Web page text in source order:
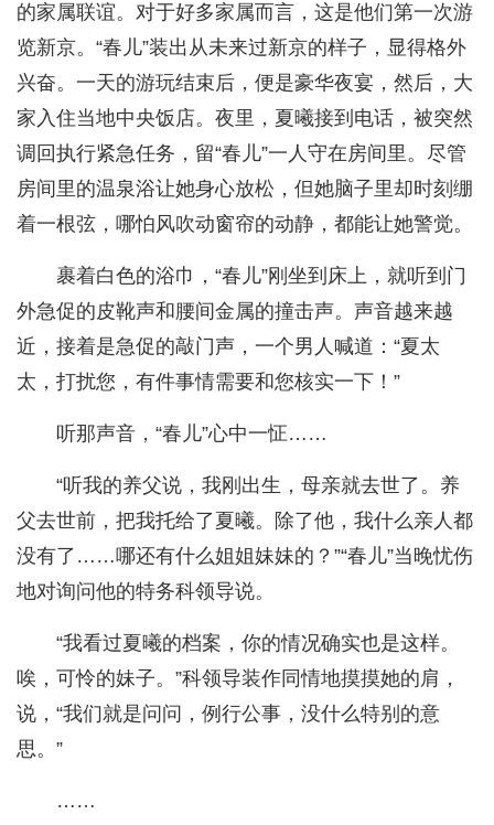
的家属联谊。对于好多家属而言，这是他们第一次游
览新京。“春儿”装出从未来过新京的样子，显得格外
兴奋。一天的游玩结束后，便是豪华夜宴，然后，大
家入住当地中央饭店。夜里，夏曦接到电话，被突然
调回执行紧急任务，留“春儿”一人守在房间里。尽管
房间里的温泉浴让她身心放松，但她脑子里却时刻绷
着一根弦，哪怕风吹动窗帘的动静，都能让她警觉。
裹着白色的浴巾，“春儿”刚坐到床上，就听到门
外急促的皮靴声和腰间金属的撞击声。声音越来越
近，接着是急促的敲门声，一个男人喊道：“夏太
太，打扰您，有件事情需要和您核实一下！”
听那声音，“春儿”心中一怔……
“听我的养父说，我刚出生，母亲就去世了。养
父去世前，把我托给了夏曦。除了他，我什么亲人都
没有了……哪还有什么姐姐妹妹的？”“春儿”当晚忧伤
地对询问他的特务科领导说。
“我看过夏曦的档案，你的情况确实也是这样。
唉，可怜的妹子。”科领导装作同情地摸摸她的肩，
说，“我们就是问问，例行公事，没什么特别的意
思。”
……